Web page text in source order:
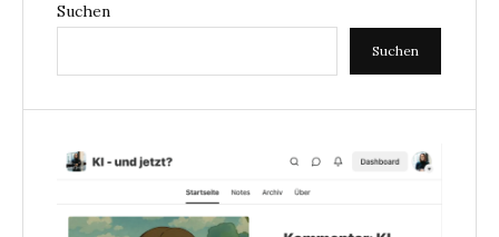
Suchen
Suchen